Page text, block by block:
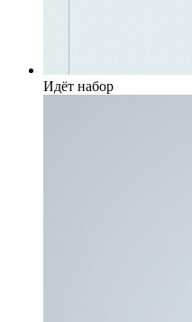
Идёт набор